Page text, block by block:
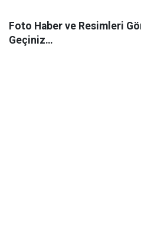
Foto Haber ve Resimleri
Geçiniz…